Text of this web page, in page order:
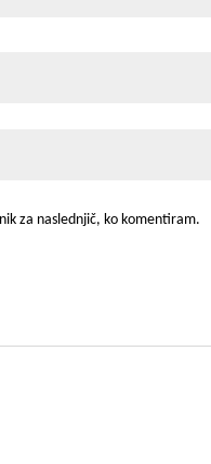
za naslednjič, ko komentiram.